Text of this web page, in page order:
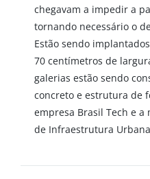
chegavam a impedir a
tornando necessário o
Estão sendo
70 centímetros de
galerias estão sendo
concreto e estrutura de
empresa Brasil Tech e
de Infraestrutura